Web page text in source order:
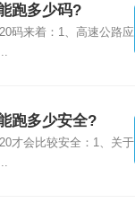
跑多少码?
码来着：1、高速公路应
跑多少安全?
才会比较安全：1、关于